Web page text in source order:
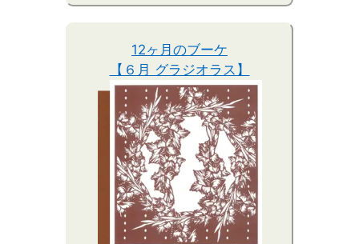
12ヶ月のブーケ
【６月 グラジオラス】